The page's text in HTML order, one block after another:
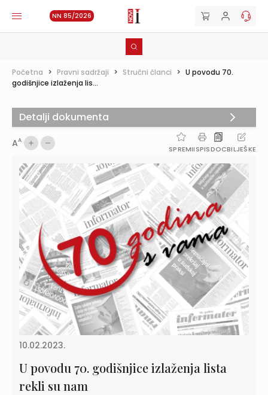
NN 85/2026
Početna > Pravni sadržaji > Stručni članci > U povodu 70.
godišnjice izlaženja lis...
AA
SPREMIISPISDOCBILJEŠKE
10.02.2023.
U povodu 70. godišnjice izlaženja lista
rekli su nam
Detalji dokumenta